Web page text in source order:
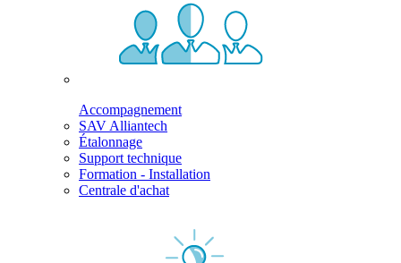
Accompagnement
SAV Alliantech
Étalonnage
Support technique
Formation - Installation
Centrale d'achat